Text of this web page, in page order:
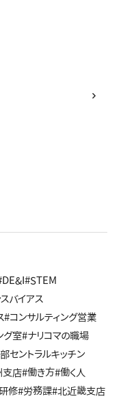
#STEM
バイアス
#コンサルティング営業
グ室#ナリコマの職場
セントラルキッチン
支店#働き方#働く人
修#労務課#北近畿支店